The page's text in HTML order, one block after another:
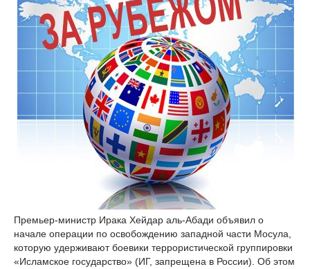
Премьер-министр Ирака Хейдар аль-Абади объявил о
начале операции по освобождению западной части Мосула,
которую удерживают боевики террористической группировки
«Исламское государство» (ИГ, запрещена в России). Об этом